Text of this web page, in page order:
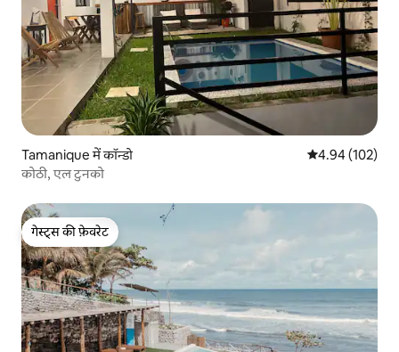
Tamanique में कॉन्डो औसत रेटिंग 5 में से
4.94 (102)
कोठी, एल टुनको
गेस्ट्स की फ़ेवरेट
गेस्ट्स की फ़ेवरेट